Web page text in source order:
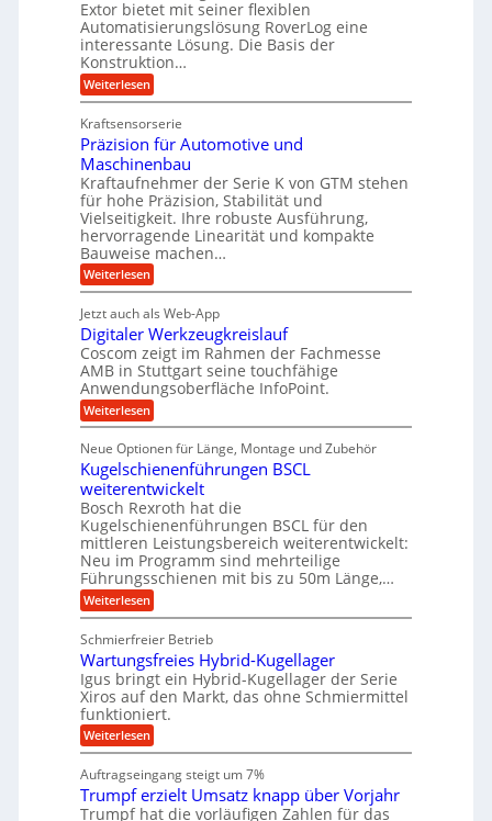
e
r
g
l
e
i
c
h
e
l
g
e
w
i
n
d
e
t
r
e
b
e
f
ü
r
r
a
e
U
m
g
e
b
u
n
e
n
m
s
a
t
z
u
n
d
A
u
f
t
r
a
g
s
e
i
n
g
a
n
g
a
u
c
h
i
n
Z
e
e
n
v
o
n
K
w
i
c
h
t
i
g
e
r
a
l
s
M
a
s
c
h
i
n
e
n
Extor bietet mit seiner flexiblen
Automatisierungslösung RoverLog eine
interessante Lösung. Die Basis der
Konstruktion…
Weiterlesen:
Z
h
n
s
t
a
n
g
e
n
g
e
t
r
i
e
b
e
f
ü
r
r
ä
i
s
e
u
b
b
e
w
e
g
u
n
g
e
n
Kraftsensorserie
Präzision für Automotive und
Maschinenbau
Kraftaufnehmer der Serie K von GTM stehen
für hohe Präzision, Stabilität und
Vielseitigkeit. Ihre robuste Ausführung,
hervorragende Linearität und kompakte
Bauweise machen…
Weiterlesen:
P
ä
z
i
s
i
o
n
f
r
A
u
t
o
m
o
t
i
v
e
n
d
M
a
s
c
h
i
e
n
b
Jetzt auch als Web-App
Digitaler Werkzeugkreislauf
Coscom zeigt im Rahmen der Fachmesse
AMB in Stuttgart seine touchfähige
Anwendungsoberfläche InfoPoint.
Weiterlesen:
D
g
i
t
a
l
e
r
W
e
r
k
z
e
u
g
k
r
e
i
s
a
u
f
Neue Optionen für Länge, Montage und Zubehör
Kugelschienenführungen BSCL
weiterentwickelt
Bosch Rexroth hat die
Kugelschienenführungen BSCL für den
mittleren Leistungsbereich weiterentwickelt:
Neu im Programm sind mehrteilige
Führungsschienen mit bis zu 50m Länge,…
Weiterlesen:
K
g
e
l
s
c
h
i
e
e
n
f
Schmierfreier Betrieb
Wartungsfreies Hybrid-Kugellager
Igus bringt ein Hybrid-Kugellager der Serie
Xiros auf den Markt, das ohne Schmiermittel
funktioniert.
Weiterlesen:
W
r
t
u
Auftragseingang steigt um 7%
Trumpf erzielt Umsatz knapp über Vorjahr
Trumpf hat die vorläufigen Zahlen für das